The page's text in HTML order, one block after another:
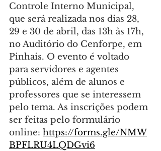
Controle Interno Municipal,
que será realizada nos dias 28,
29 e 30 de abril, das 13h às 17h,
no Auditório do Cenforpe, em
Pinhais. O evento é voltado
para servidores e agentes
públicos, além de alunos e
professores que se interessem
pelo tema. As inscrições podem
ser feitas pelo formulário
online: https://forms.gle/NMW
BPFLRU4LQDGvi6